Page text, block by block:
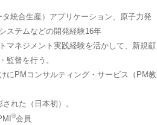
統合生産）アプリケーション、原子力発
ステムなどの開発経験16年
マネジメント実践経験を活かして、新規顧
監督を行う。
にPMコンサルティング・サービス（PM教
れた（日本初）。
®会員